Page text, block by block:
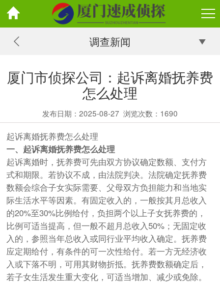
调查新闻
厦门市侦探公司：起诉离婚抚养费
怎么处理
发布日期：2025-08-27 浏览次数： 1690
起诉离婚抚养费怎么处理
一、起诉离婚抚养费怎么处理
起诉离婚时，抚养费可先由双方协议确定数额、支付方
式和期限。若协议不成，由法院判决。法院确定抚养费
数额会综合子女实际需要、父母双方负担能力和当地实
际生活水平等因素。有固定收入的，一般按其月总收入
的20%至30%比例给付，负担两个以上子女抚养费的，
比例可适当提高，但一般不超月总收入50%；无固定收
入的，参照当年总收入或同行业平均收入确定。抚养费
应定期给付，有条件的可一次性给付。若一方无经济收
入或下落不明，可用其财物折抵。抚养费数额确定后，
若子女生活发生重大变化，可适当增加、减少或免除。